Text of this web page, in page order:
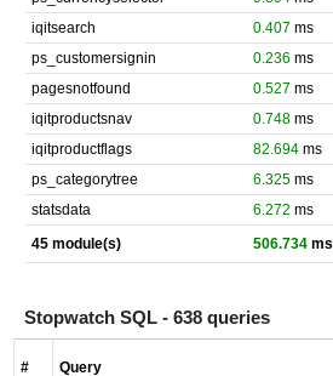
iqitsearch
0.407 ms
ps_customersignin
0.236 ms
pagesnotfound
0.527 ms
iqitproductsnav
0.748ms
iqitproductflags
82.694ms
ps_categorytree
6.325ms
statsdata
6.272 ms
45 module(s)
506.734ms
Stopwatch SQL - 638 queries
# Query